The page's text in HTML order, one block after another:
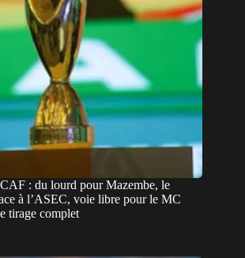
: du lourd pour Mazembe, le
à l’ASEC, voie libre pour le MC
tirage complet